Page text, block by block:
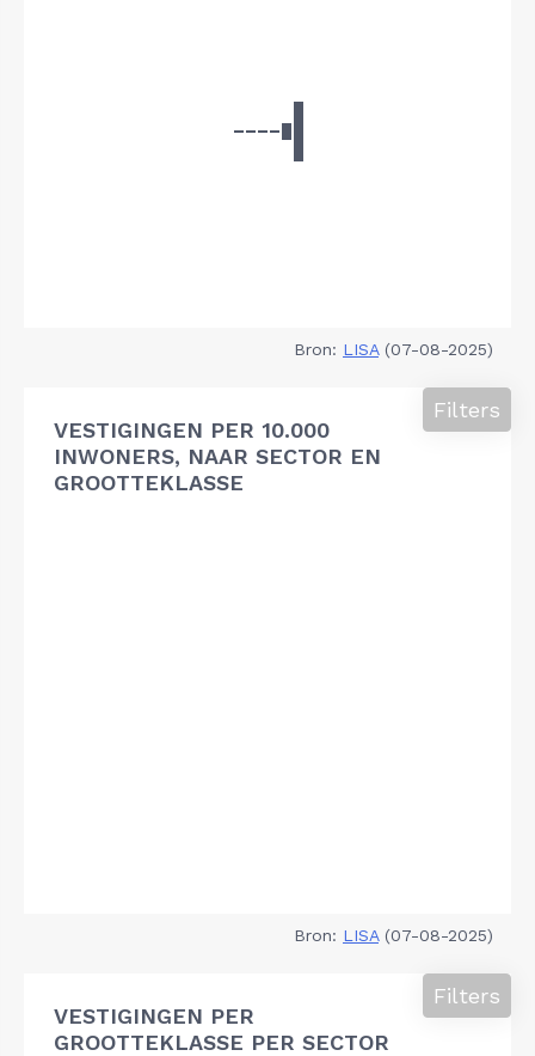
Bron: LISA(07-08-2025)
VESTIGINGEN PER 10.000
INWONERS, NAAR SECTOR EN
GROOTTEKLASSE
Filters
Bron: LISA(07-08-2025)
VESTIGINGEN PER
GROOTTEKLASSE PER SECTOR
Filters